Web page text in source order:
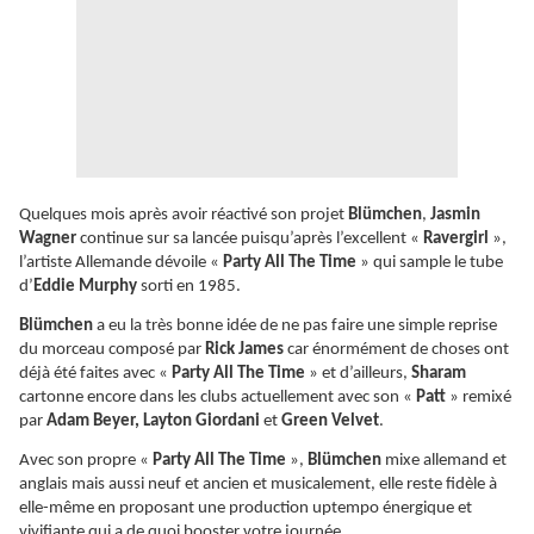
Quelques mois après avoir réactivé son projet Blümchen, Jasmin
Wagner continue sur sa lancée puisqu’après l’excellent « Ravergirl »,
l’artiste Allemande dévoile « Party All The Time » qui sample le tube
d’Eddie Murphy sorti en 1985.
Blümchen a eu la très bonne idée de ne pas faire une simple reprise
du morceau composé par Rick James car énormément de choses ont
déjà été faites avec « Party All The Time » et d’ailleurs, Sharam
cartonne encore dans les clubs actuellement avec son « Patt » remixé
par Adam Beyer, Layton Giordani et Green Velvet.
Avec son propre « Party All The Time », Blümchen mixe allemand et
anglais mais aussi neuf et ancien et musicalement, elle reste fidèle à
elle-même en proposant une production uptempo énergique et